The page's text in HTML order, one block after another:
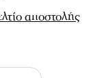
αποστολής